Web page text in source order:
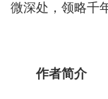
微深处，领略千
作者简介